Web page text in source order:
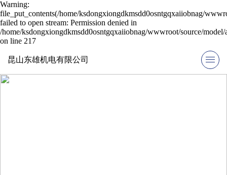
Warning:
file_put_contents(/home/ksdongxiongdkmsdd0osntgqxaiiobnag/
failed to open stream: Permission denied in
/home/ksdongxiongdkmsdd0osntgqxaiiobnag/wwwroot/source/model/
on line 217
昆山东雄机电有限公司